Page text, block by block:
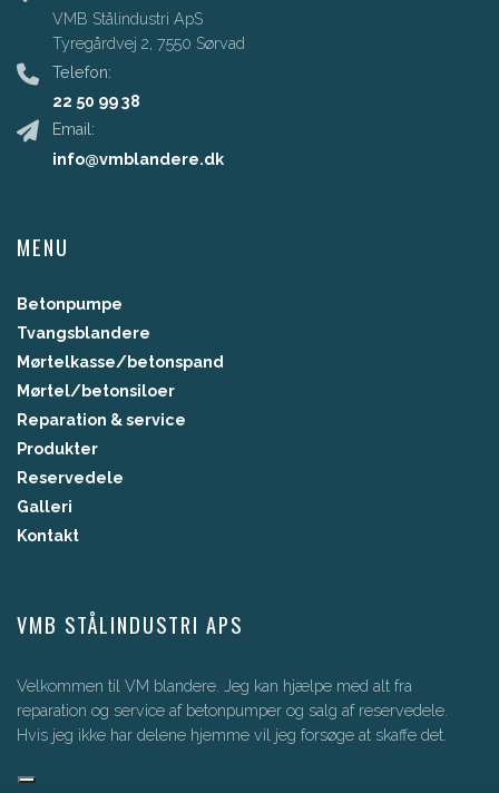
VMB Stålindustri ApS
Tyregårdvej 2, 7550 Sørvad
Telefon:
22 50 99 38
Email:
info@vmblandere.dk
MENU
Betonpumpe
Tvangsblandere
Mørtelkasse/betonspand
Mørtel/betonsiloer
Reparation & service​
Produkter
Reservedele
Galleri
Kontakt
VMB STÅLINDUSTRI APS​
Velkommen til VM blandere. Jeg kan hjælpe med alt fra
reparation og service af betonpumper og salg af reservedele.
Hvis jeg ikke har delene hjemme vil jeg forsøge at skaffe det.
Cookiepolitik